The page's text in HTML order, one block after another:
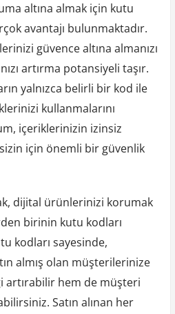
altına almak için kutu
avantajı bulunmaktadır.
güvence altına almanızı
artırma potansiyeli taşır.
yalnızca belirli bir kod ile
kullanmalarını
içeriklerinizin izinsiz
sizin için önemli bir güvenlik
dijital ürünlerinizi korumak
birinin kutu kodları
kodları sayesinde,
almış olan müşterilerinize
artırabilir hem de müşteri
Satın alınan her